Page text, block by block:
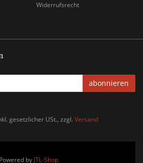
Widerrufsrecht
abonnieren
gesetzlicher USt., zzgl. Versand
Powered by JTL-Shop